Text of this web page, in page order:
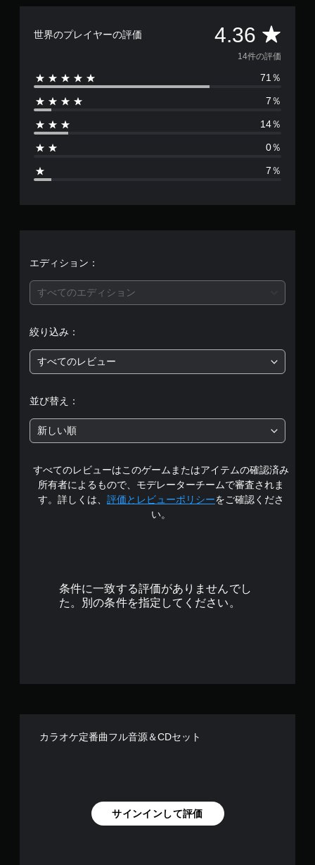
世界のプレイヤーの評価 4.36 評
価
数
は
4
5
段
中
の
4
.
14件の評価
71％
7％
14％
0％
7％
エディション：
すべてのエディション
絞り込み：
すべてのレビュー
並び替え：
新しい順
すべてのレビューはこのゲームまたはアイテムの確認済み
所有者によるもので、モデレーターチームで審査されま
す。詳しくは、 評価とレビューポリシーをご確認くださ
い。
条件に一致する評価がありませんでし
た。別の条件を指定してください。
カラオケ定番曲フル音源＆CDセット
サインインして評価